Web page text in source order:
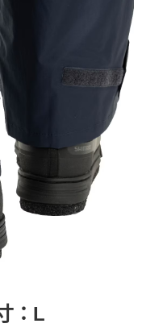
：L